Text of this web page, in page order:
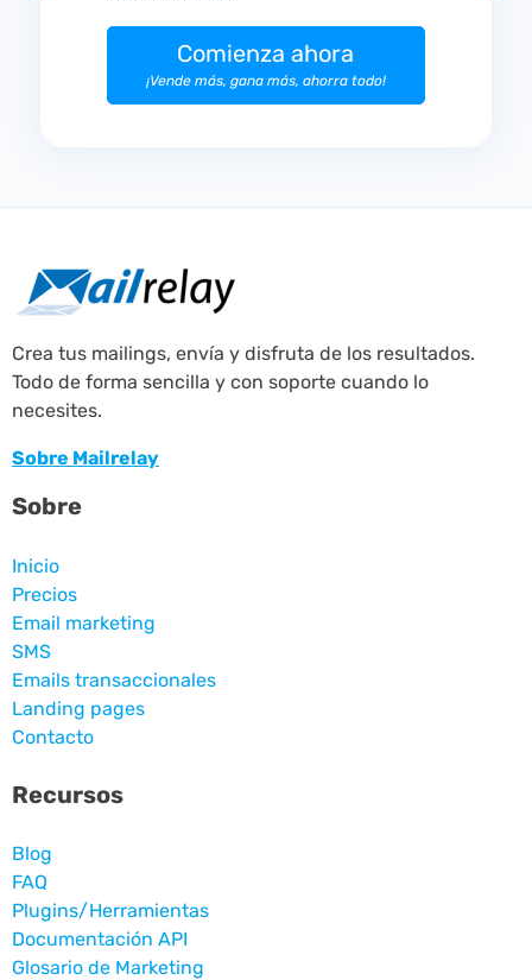
Comienza ahora
¡Vende más, gana más, ahorra todo!
Crea tus mailings, envía y disfruta de los resultados.
Todo de forma sencilla y con soporte cuando lo
necesites.
Sobre Mailrelay
Sobre
Inicio
Precios
Email marketing
SMS
Emails transaccionales
Landing pages
Contacto
Recursos
Blog
FAQ
Plugins/Herramientas
Documentación API
Glosario de Marketing